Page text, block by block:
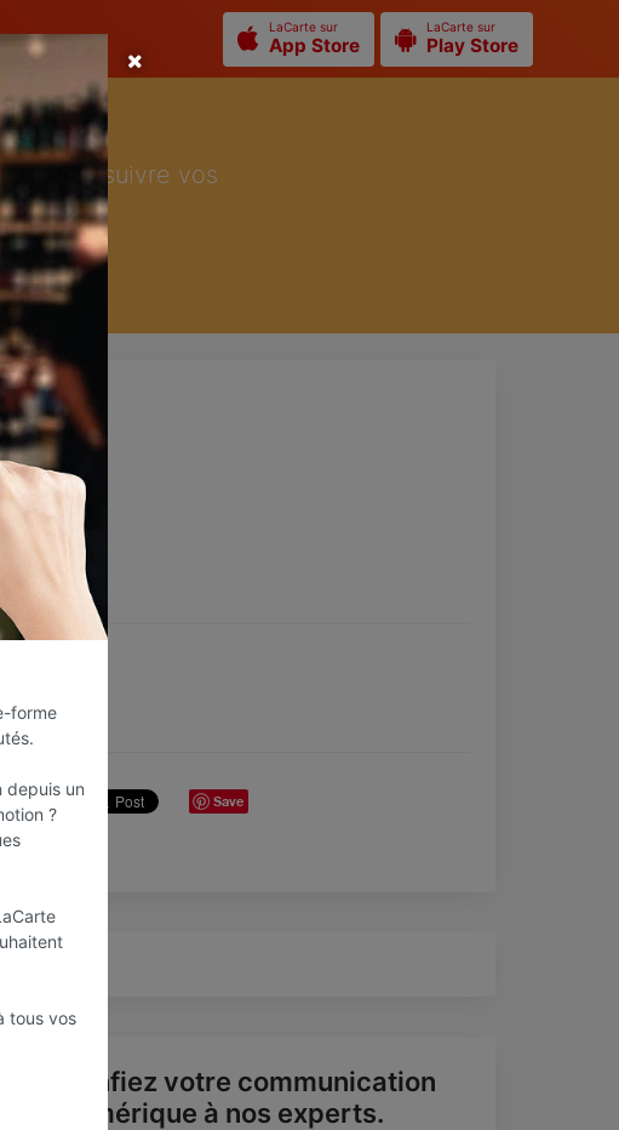
LaCarte sur
App Store
LaCarte sur
Play Store
pour suivre vos
Save
Confiez votre communication
numérique à nos experts.
forme
depuis un
?
tous vos